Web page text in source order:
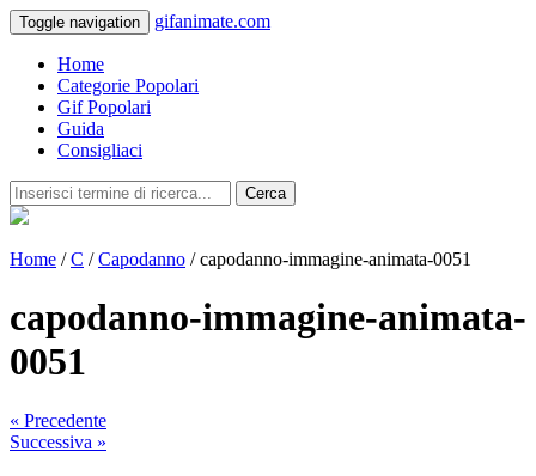
Toggle navigation gifanimate.com
Home
Categorie Popolari
Gif Popolari
Guida
Consigliaci
Cerca
Home /C /Capodanno / capodanno-immagine-animata-0051
capodanno-immagine-animata-
0051
« Precedente
Successiva »